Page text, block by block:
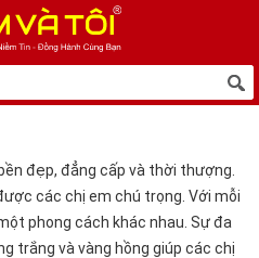
đẹp, đẳng cấp và thời thượng.
các chị em chú trọng. Với mỗi
phong cách khác nhau. Sự đa
trắng và vàng hồng giúp các chị